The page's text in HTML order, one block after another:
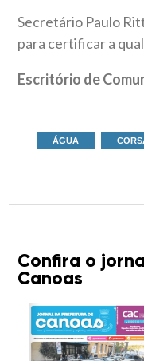
Secretário Paulo
para certificar a
Escritório de
ÁGUA
Confira o
Canoas